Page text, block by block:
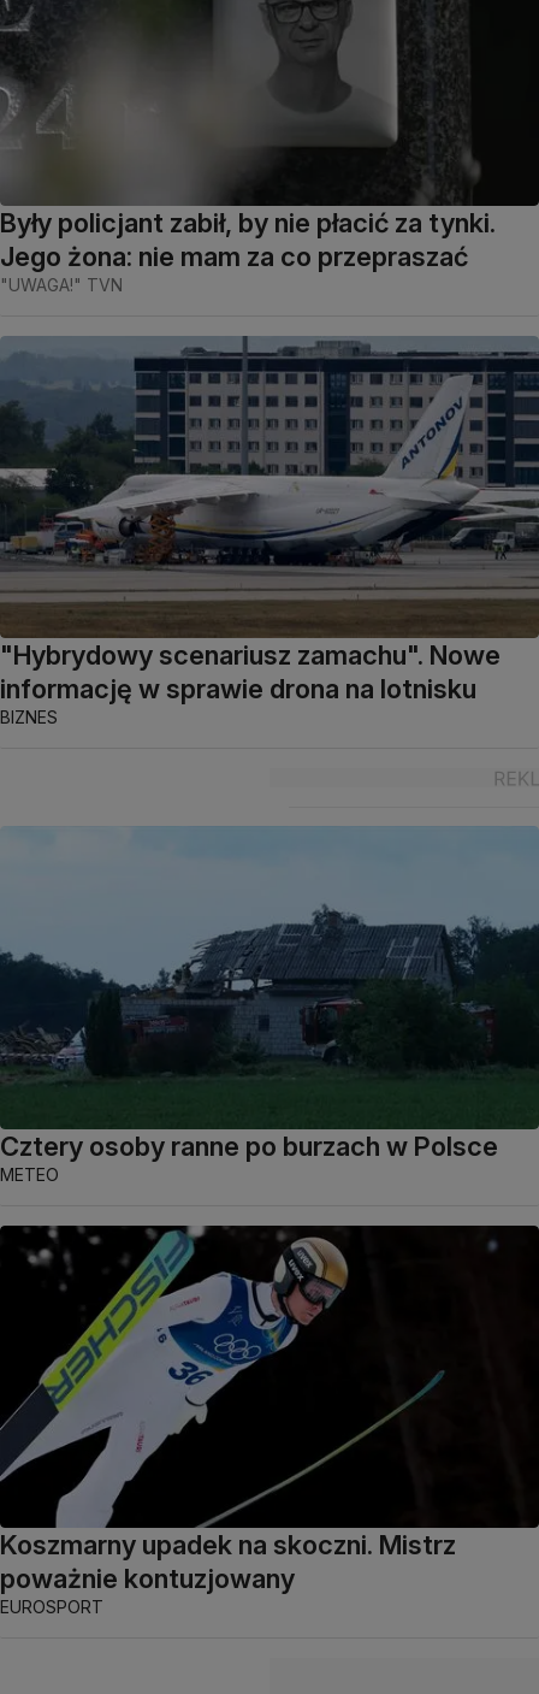
Były policjant zabił, by nie płacić za tynki.
Jego żona: nie mam za co przepraszać
"UWAGA!" TVN
"Hybrydowy scenariusz zamachu". Nowe
informację w sprawie drona na lotnisku
BIZNES
Cztery osoby ranne po burzach w Polsce
METEO
Koszmarny upadek na skoczni. Mistrz
poważnie kontuzjowany
EUROSPORT